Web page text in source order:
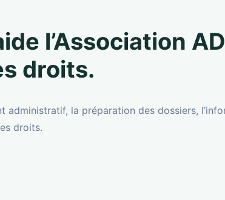
l’Association
droits.
administratif, la préparation des dossiers,
droits.